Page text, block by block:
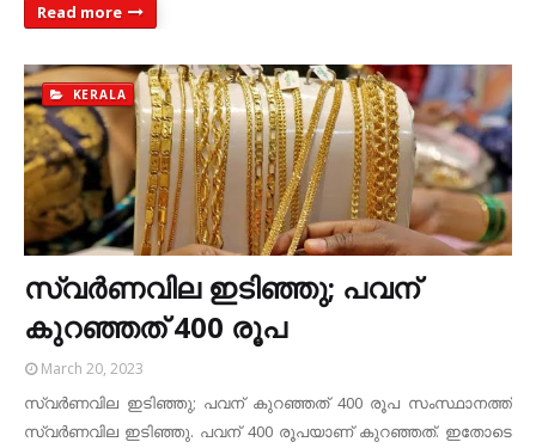
Read more
KERALA
സ്വർണവില ഇടിഞ്ഞു; പവന്
കുറഞ്ഞത് 400 രൂപ
March 20, 2023
സ്വർണവില ഇടിഞ്ഞു; പവന് കുറഞ്ഞത് 400 രൂപ സംസ്ഥാനത്ത്
സ്വർണവില ഇടിഞ്ഞു. പവന് 400 രൂപയാണ് കുറഞ്ഞത്. ഇതോടെ